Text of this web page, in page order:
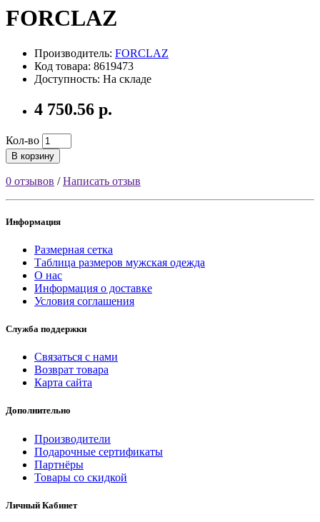
FORCLAZ
Производитель: FORCLAZ
Код товара: 8619473
Доступность: На складе
4 750.56 р.
Кол-во
В корзину
0 отзывов /Написать отзыв
Информация
Размерная сетка
Таблица размеров мужская одежда
О нас
Информация о доставке
Условия соглашения
Служба поддержки
Связаться с нами
Возврат товара
Карта сайта
Дополнительно
Производители
Подарочные сертификаты
Партнёры
Товары со скидкой
Личный Кабинет